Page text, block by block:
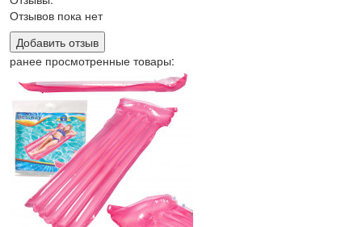
Отзывов пока нет
Добавить отзыв
ранее просмотренные товары: